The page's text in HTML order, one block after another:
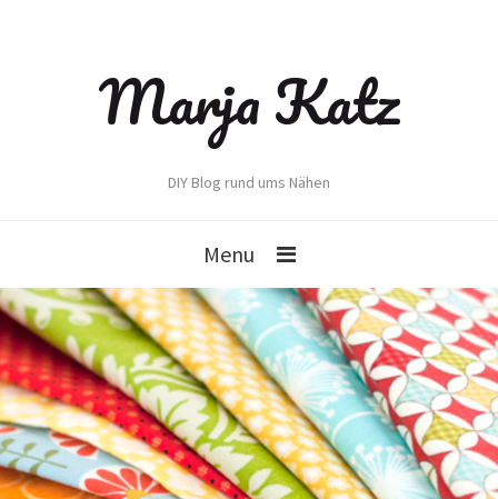
Marja Katz
DIY Blog rund ums Nähen
Menu